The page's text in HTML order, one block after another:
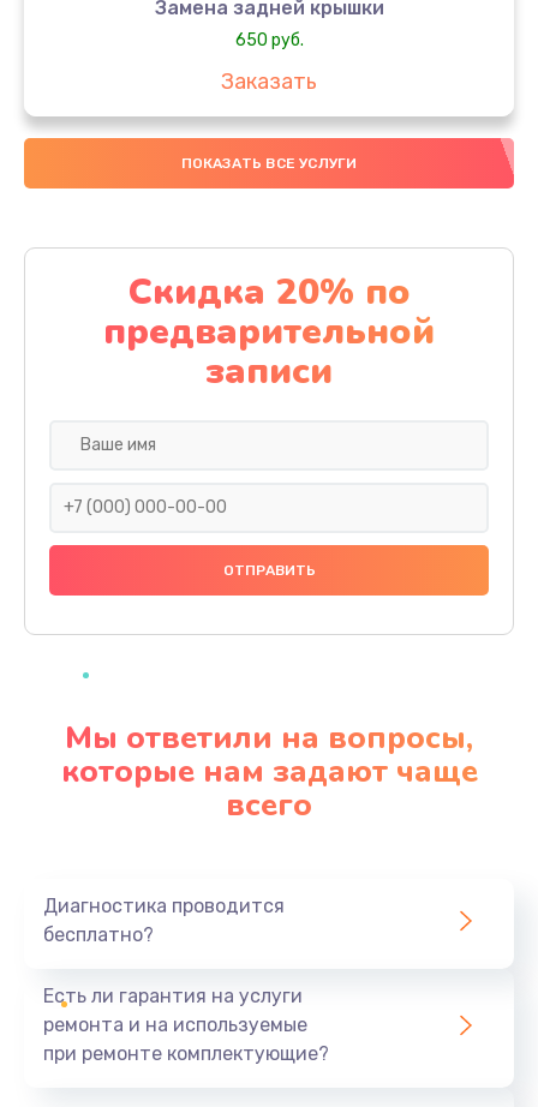
Замена задней крышки
650 руб.
Заказать
Замена аккумулятора
4000 руб.
Замена материнской платы
1100 руб.
Заказать
Замена праймера
1000 руб.
Заказать
Профилактическая чистка
Заказать
ПОКАЗАТЬ ВСЕ УСЛУГИ
Скидка 20% по
предварительной
записи
Мы ответили на вопросы,
которые нам задают чаще
всего
Диагностика проводится
бесплатно?
Есть ли гарантия на услуги
ремонта и на используемые
при ремонте комплектующие?